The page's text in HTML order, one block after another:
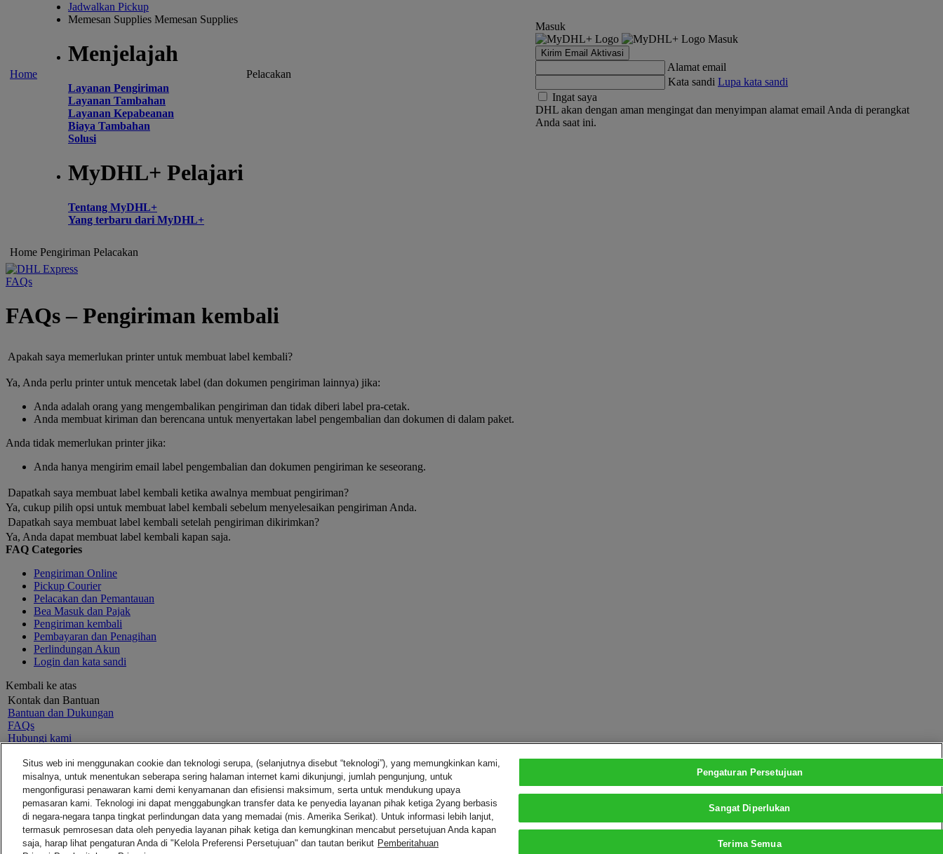
Home
Jadwalkan Pickup
Memesan Supplies Memesan Supplies
Menjelajah
Layanan Pengiriman
Layanan Tambahan
Layanan Kepabeanan
Biaya Tambahan
Solusi
MyDHL+ Pelajari
Tentang MyDHL+
Yang terbaru dari MyDHL+
Pelacakan
Masuk
Masuk
Kirim Email Aktivasi
Alamat email
Kata sandi Lupa kata sandi
Ingat saya
DHL akan dengan aman mengingat dan menyimpan alamat email Anda di perangkat
Anda saat ini.
Home Pengiriman Pelacakan
FAQs
FAQs – Pengiriman kembali
Apakah saya memerlukan printer untuk membuat label kembali?
Ya, Anda perlu printer untuk mencetak label (dan dokumen pengiriman lainnya) jika:
Anda adalah orang yang mengembalikan pengiriman dan tidak diberi label pra-cetak.
Anda membuat kiriman dan berencana untuk menyertakan label pengembalian dan dokumen di dalam paket.
Anda tidak memerlukan printer jika:
Anda hanya mengirim email label pengembalian dan dokumen pengiriman ke seseorang.
Dapatkah saya membuat label kembali ketika awalnya membuat pengiriman?
Ya, cukup pilih opsi untuk membuat label kembali sebelum menyelesaikan pengiriman Anda.
Dapatkah saya membuat label kembali setelah pengiriman dikirimkan?
Ya, Anda dapat membuat label kembali kapan saja.
FAQ Categories
Pengiriman Online
Pickup Courier
Pelacakan dan Pemantauan
Bea Masuk dan Pajak
Pengiriman kembali
Pembayaran dan Penagihan
Perlindungan Akun
Login dan kata sandi
Kembali ke atas
Kontak dan Bantuan
Bantuan dan Dukungan
FAQs
Hubungi kami
LEGAL
Syarat dan ketentuan
Jaminan Uang Kembali
Pemberitahuan Privasi
Pemberitahuan
Kesadaran tentang penipuan
Informasi penting
Tentang DHL
Press
Karir
Legal Notice
Situs web ini menggunakan cookie dan teknologi serupa, (selanjutnya disebut “teknologi”), yang memungkinkan kami,
misalnya, untuk menentukan seberapa sering halaman internet kami dikunjungi, jumlah pengunjung, untuk
mengonfigurasi penawaran kami demi kenyamanan dan efisiensi maksimum, serta untuk mendukung upaya
pemasaran kami. Teknologi ini dapat menggabungkan transfer data ke penyedia layanan pihak ketiga 2yang berbasis
di negara-negara tanpa tingkat perlindungan data yang memadai (mis. Amerika Serikat). Untuk informasi lebih lanjut,
termasuk pemrosesan data oleh penyedia layanan pihak ketiga dan kemungkinan mencabut persetujuan Anda kapan
saja, harap lihat pengaturan Anda di "Kelola Preferensi Persetujuan" dan tautan berikut Pemberitahuan
Pengaturan Persetujuan
Sangat Diperlukan
Terima Semua